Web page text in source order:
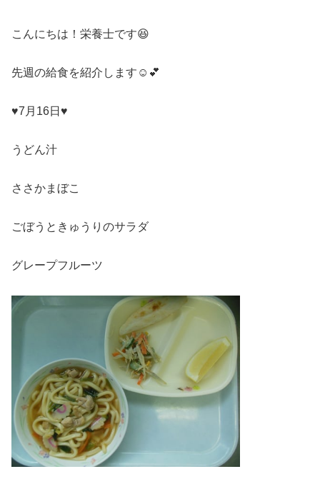
こんにちは！栄養士です😆
先週の給食を紹介します☺💕
♥7月16日♥
うどん汁
ささかまぼこ
ごぼうときゅうりのサラダ
グレープフルーツ